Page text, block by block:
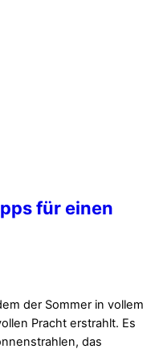
für einen
der Sommer in vollem
Pracht erstrahlt. Es
das